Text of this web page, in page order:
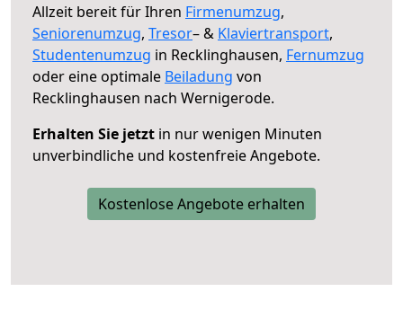
Allzeit bereit für Ihren Firmenumzug,
Seniorenumzug, Tresor– & Klaviertransport,
Studentenumzug in Recklinghausen, Fernumzug
oder eine optimale Beiladung von
Recklinghausen nach Wernigerode.
Erhalten Sie jetzt in nur wenigen Minuten
unverbindliche und kostenfreie Angebote.
Kostenlose Angebote erhalten